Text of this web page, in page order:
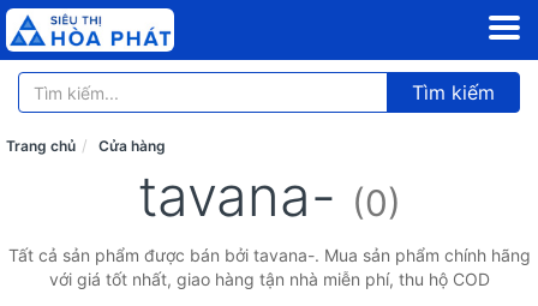
Tìm kiếm
Trang chủ Cửa hàng
tavana- (0)
Tất cả sản phẩm được bán bởi tavana-. Mua sản phẩm chính hãng
với giá tốt nhất, giao hàng tận nhà miễn phí, thu hộ COD